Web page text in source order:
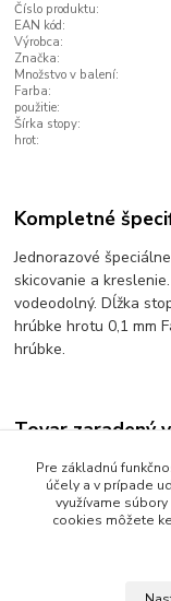
Číslo produktu:
EAN kód:
Výrobca:
Značka:
Množstvo v balení:
Farba:
použitie:
Šírka stopy:
hrot:
Kompletné
Jednorazové
skicovanie a
vodeodolný. Dĺžka
hrúbke hrotu 0,1 mm
hrúbke.
Tovar zaradený
Písanie a
Linery
Pre základnú
účely a v prípade
využívame
cookies môžete